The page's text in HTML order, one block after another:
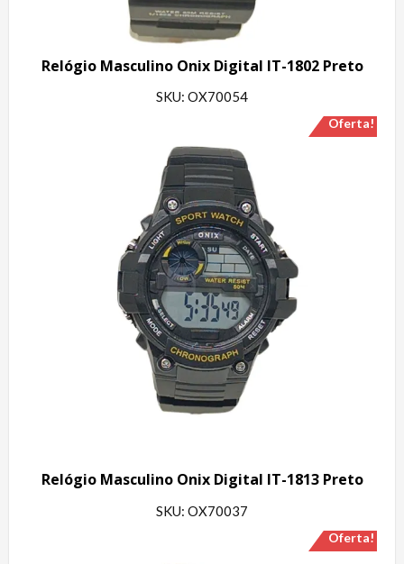
Relógio Masculino Onix Digital IT-1802 Preto
SKU: OX70054
Oferta!
Relógio Masculino Onix Digital IT-1813 Preto
SKU: OX70037
Oferta!